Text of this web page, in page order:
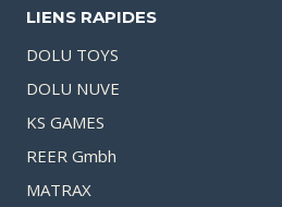
LIENS RAPIDES
DOLU TOYS
DOLU NUVE
KS GAMES
REER Gmbh
MATRAX